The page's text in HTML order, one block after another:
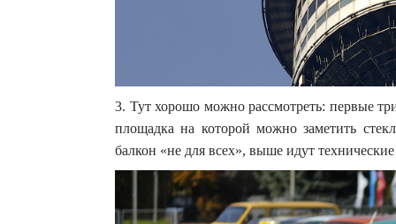
3. Тут хорошо можно рассмотреть: первые
площадка на которой можно заметить
балкон «не для всех», выше идут